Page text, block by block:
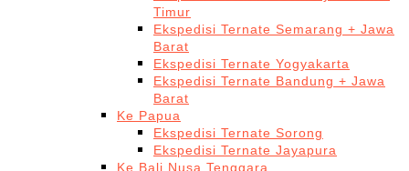
Timur
Ekspedisi Ternate Semarang + Jawa
Barat
Ekspedisi Ternate Yogyakarta
Ekspedisi Ternate Bandung + Jawa
Barat
Ke Papua
Ekspedisi Ternate Sorong
Ekspedisi Ternate Jayapura
Ke Bali Nusa Tenggara